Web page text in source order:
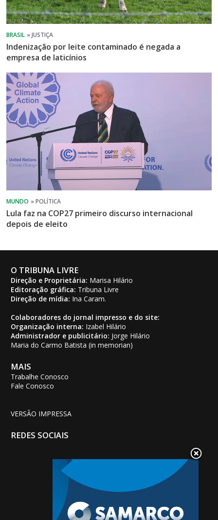
Indenização por leite contaminado é negada a
empresa de laticínios
Lula faz na COP27 primeiro discurso internacional
depois de eleito
O TRIBUNA LIVRE
Direção e Proprietária: Marisa Hilário
Editoração gráfica: Tribuna Livre
Direção de mídia: Ina Caram.
Colaboradores do jornal impresso e do site:
Organização interna: Izabel Hilário
Administrador e publicitário: Jorge Hilário
Maria do Carmo Batista (in memorian)
MAIS
Trabalhe Conosco
Fale Conosco
VERSÃO IMPRESSA
REDES SOCIAIS